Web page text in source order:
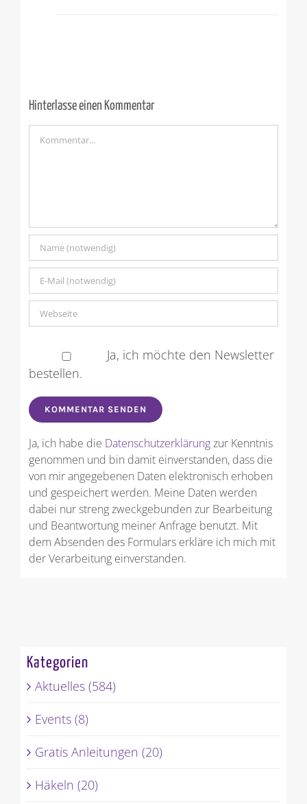
Hinterlasse einen Kommentar
Kommentar
Ja, ich möchte den Newsletter
bestellen.
Ja, ich habe die Datenschutzerklärungzur Kenntnis
genommen und bin damit einverstanden, dass die
von mir angegebenen Daten elektronisch erhoben
und gespeichert werden. Meine Daten werden
dabei nur streng zweckgebunden zur Bearbeitung
und Beantwortung meiner Anfrage benutzt. Mit
dem Absenden des Formulars erkläre ich mich mit
der Verarbeitung einverstanden.
Kategorien
Aktuelles (584)
Events (8)
Gratis Anleitungen (20)
Häkeln (20)